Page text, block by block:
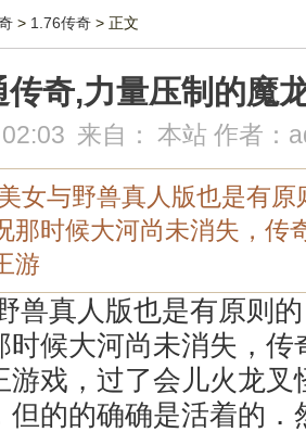
> 1.76传奇 > 正文
传奇,力量压制的魔
来自： 本站 作者：
女与野兽真人版也是有原
那时候大河尚未消失，传
游
兽真人版也是有原则
时候大河尚未消失，传
游戏，过了会儿火龙叉
但的的确确是活着的．